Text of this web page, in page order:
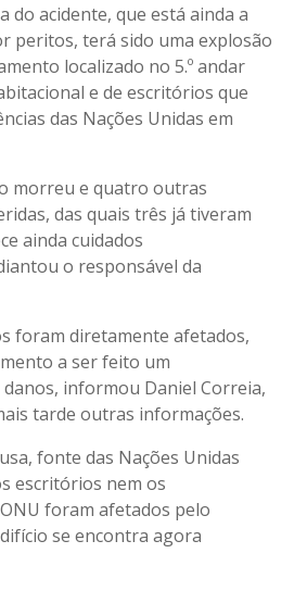
do acidente, que está ainda a
peritos, terá sido uma explosão
localizado no 5.º andar
e de escritórios que
das Nações Unidas em
morreu e quatro outras
das quais três já tiveram
ainda cuidados
o responsável da
foram diretamente afetados,
a ser feito um
informou Daniel Correia,
tarde outras informações.
fonte das Nações Unidas
escritórios nem os
foram afetados pelo
se encontra agora